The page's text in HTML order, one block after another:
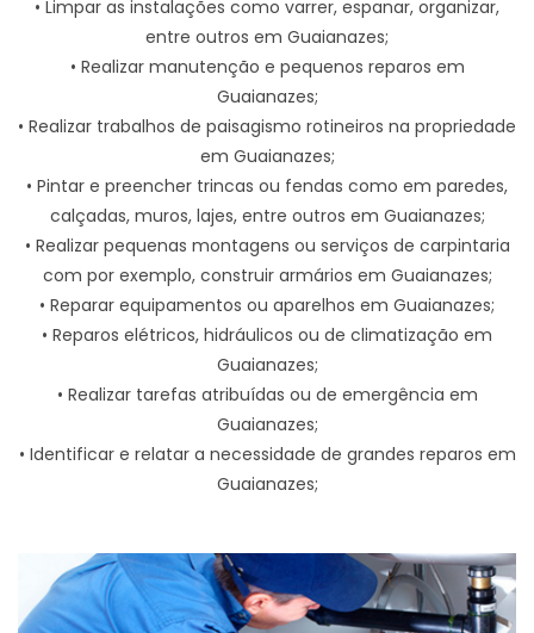
• Limpar as instalações como varrer, espanar, organizar,
entre outros em Guaianazes;
• Realizar manutenção e pequenos reparos em
Guaianazes;
• Realizar trabalhos de paisagismo rotineiros na propriedade
em Guaianazes;
• Pintar e preencher trincas ou fendas como em paredes,
calçadas, muros, lajes, entre outros em Guaianazes;
• Realizar pequenas montagens ou serviços de carpintaria
com por exemplo, construir armários em Guaianazes;
• Reparar equipamentos ou aparelhos em Guaianazes;
• Reparos elétricos, hidráulicos ou de climatização em
Guaianazes;
• Realizar tarefas atribuídas ou de emergência em
Guaianazes;
• Identificar e relatar a necessidade de grandes reparos em
Guaianazes;